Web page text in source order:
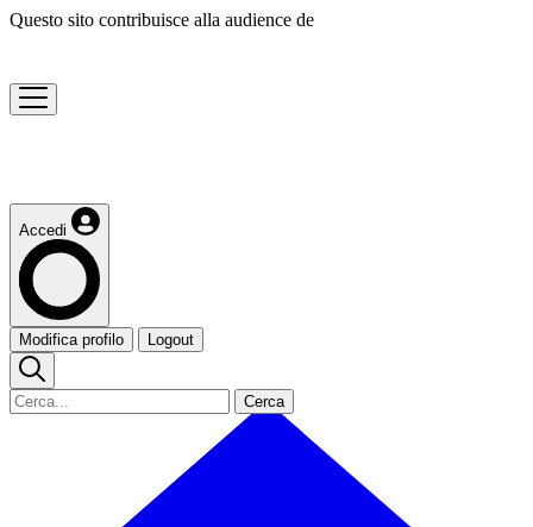
Questo sito contribuisce alla audience de
Accedi
Modifica profilo Logout
Cerca